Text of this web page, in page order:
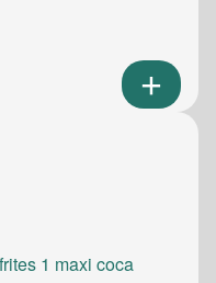
1 maxi coca